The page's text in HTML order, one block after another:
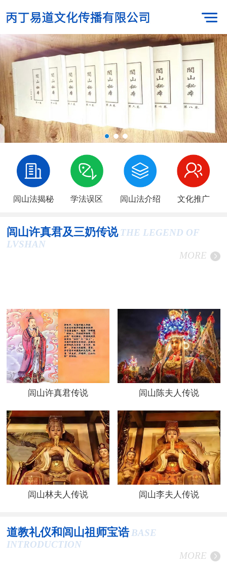
闾山法揭秘 学法误区 闾山法介绍 文化推广
闾山许真君及三奶传说 THE LEGEND OF
LVSHAN
MORE
闾山许真君传说 闾山陈夫人传说
闾山林夫人传说 闾山李夫人传说
道教礼仪和闾山祖师宝诰 BASE
INTRODUCTION
MORE